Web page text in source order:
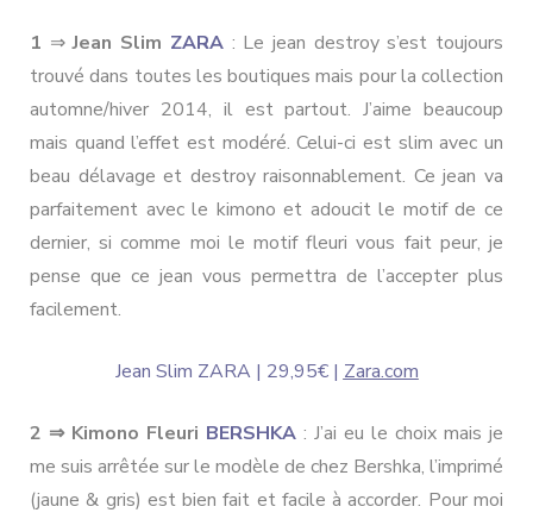
1 ⇒Jean Slim ZARA: Le jean destroy s’est toujours
trouvé dans toutes les boutiques mais pour la collection
automne/hiver 2014, il est partout. J’aime beaucoup
mais quand l’effet est modéré. Celui-ci est slim avec un
beau délavage et destroy raisonnablement. Ce jean va
parfaitement avec le kimono et adoucit le motif de ce
dernier, si comme moi le motif fleuri vous fait peur, je
pense que ce jean vous permettra de l’accepter plus
facilement.
Jean Slim ZARA | 29,95€ | Zara.com
2 ⇒ Kimono Fleuri BERSHKA : J’ai eu le choix mais je
me suis arrêtée sur le modèle de chez Bershka, l’imprimé
(jaune & gris) est bien fait et facile à accorder. Pour moi